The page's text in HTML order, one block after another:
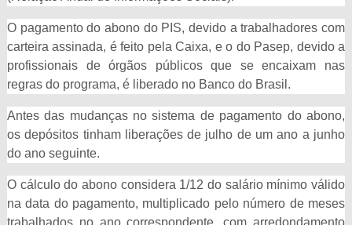
O pagamento do abono do PIS, devido a trabalhadores com
carteira assinada, é feito pela Caixa, e o do Pasep, devido a
profissionais de órgãos públicos que se encaixam nas
regras do programa, é liberado no Banco do Brasil.
Antes das mudanças no sistema de pagamento do abono,
os depósitos tinham liberações de julho de um ano a junho
do ano seguinte.
O cálculo do abono considera 1/12 do salário mínimo válido
na data do pagamento, multiplicado pelo número de meses